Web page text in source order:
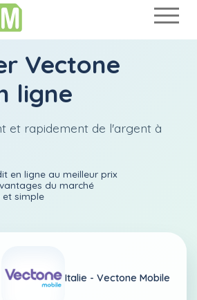
Vectone
ligne
et rapidement de l'argent à
en ligne au meilleur prix
du marché
et simple
Italie - Vectone Mobile